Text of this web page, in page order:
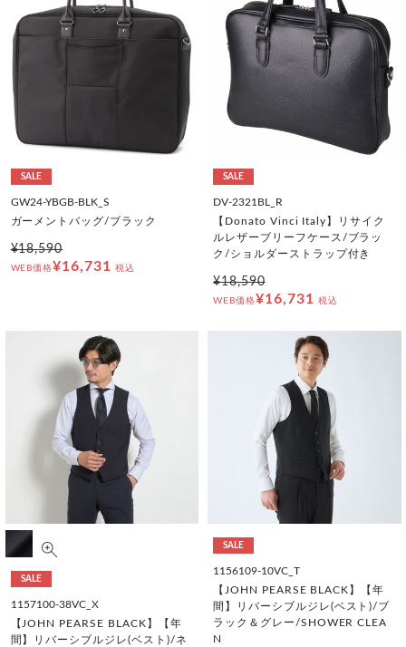
SALE
GW24-YBGB-BLK_S
ガーメントバッグ/ブラック
¥18,590
WEB価格¥16,731 税込
SALE
DV-2321BL_R
【Donato Vinci Italy】リサイク
ルレザーブリーフケース/ブラッ
ク/ショルダーストラップ付き
¥18,590
WEB価格¥16,731 税込
SALE
1157100-38VC_X
【JOHN PEARSE BLACK】【年
間】リバーシブルジレ(ベスト)/ネ
SALE
1156109-10VC_T
【JOHN PEARSE BLACK】【年
間】リバーシブルジレ(ベスト)/ブ
ラック＆グレー/SHOWER CLEA
N